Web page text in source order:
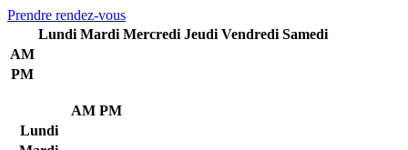
Prendre rendez-vous
Lundi Mardi Mercredi Jeudi Vendredi Samedi
AM
PM
AM PM
Lundi